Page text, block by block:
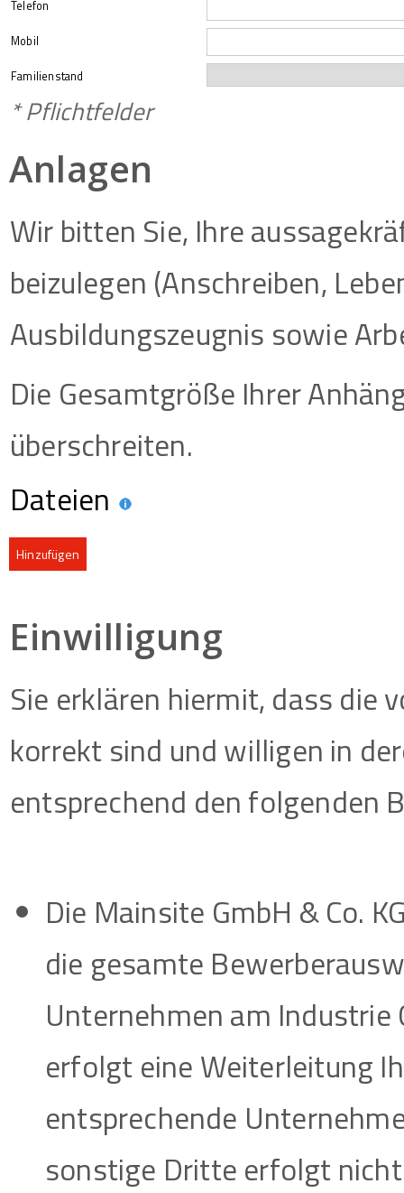
Telefon
Mobil
Familienstand
* Pflichtfelder
Anlagen
Wir bitten Sie, Ihre
beizulegen (Anschreiben,
Ausbildungszeugnis sowie
Die Gesamtgröße Ihrer
überschreiten.
Dateien
Hinzufügen
Einwilligung
Sie erklären hiermit, dass die
korrekt sind und willigen in
entsprechend den folgenden
Die Mainsite GmbH & Co.
die gesamte
Unternehmen am Industrie
erfolgt eine Weiterleitung
entsprechende
sonstige Dritte erfolgt